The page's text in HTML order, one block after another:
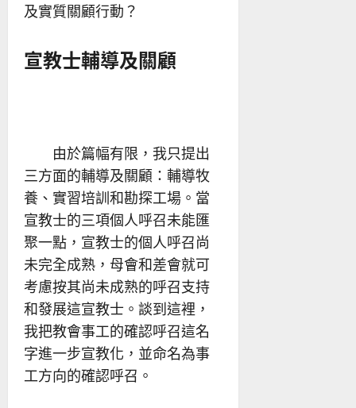
及實質關顧行動？
宣教士輔導及關顧
由於篇幅有限，我只提出
三方面的輔導及關顧：輔導牧
養、實習培訓和勘探工場。當
宣教士的三項個人呼召未能匯
聚一點，宣教士的個人呼召尚
未完全成熟，母會和差會就可
考慮按其尚未成熟的呼召支持
和發展這宣教士。談到這裡，
我把教會事工的確認呼召這名
字進一步宣教化，並命名為事
工方向的確認呼召。